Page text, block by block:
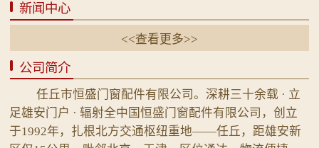
新闻中心
<<查看更多>>
公司简介
任丘市恒盛门窗配件有限公司。深耕三十余载 · 立
足雄安门户 · 辐射全中国恒盛门窗配件有限公司，创立
于1992年，扎根北方交通枢纽重地——任丘，距雄安新